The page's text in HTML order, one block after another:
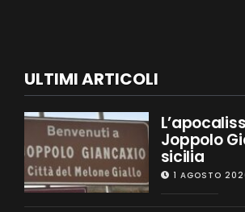
ULTIMI ARTICOLI
Joppolo
sicilia
1 AGOSTO